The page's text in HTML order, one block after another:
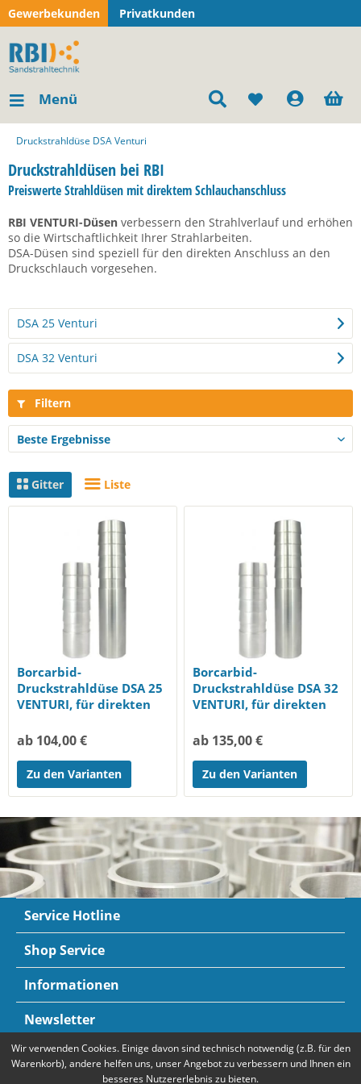
Gewerbekunden Privatkunden
Menü
Druckstrahldüse DSA Venturi
Druckstrahldüsen bei RBI
Preiswerte Strahldüsen mit direktem Schlauchanschluss
RBI VENTURI-Düsen verbessern den Strahlverlauf und erhöhen
so die Wirtschaftlichkeit Ihrer Strahlarbeiten.
DSA-Düsen sind speziell für den direkten Anschluss an den
Druckschlauch vorgesehen.
DSA 25 Venturi
DSA 32 Venturi
Filtern
Gitter Liste
Borcarbid-
Druckstrahldüse DSA 25
VENTURI, für direkten
ab 104,00 €
Zu den Varianten
Borcarbid-
Druckstrahldüse DSA 32
VENTURI, für direkten
ab 135,00 €
Zu den Varianten
Service Hotline
Shop Service
Informationen
Newsletter
Zahlungsarten Mehr Informationen
Wir verwenden Cookies. Einige davon sind technisch notwendig (z.B. für den
Warenkorb), andere helfen uns, unser Angebot zu verbessern und Ihnen ein
besseres Nutzererlebnis zu bieten.